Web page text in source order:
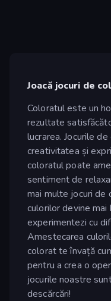
Joacă jocuri de
Coloratul este un
rezultate
lucrarea. Jocurile
creativitatea și
coloratul poate
sentiment de
mai multe jocuri de
culorilor devine mai
experimentezi cu
Amestecarea
colorat te învață
pentru a crea o
jocurile noastre
descărcări!